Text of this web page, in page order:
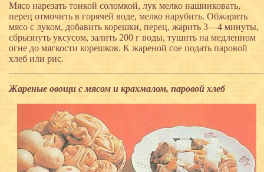
Мясо нарезать тонкой соломкой, лук мелко нашинковать,
перец отмочить в горячей воде, мелко нарубить. Обжарить
мясо с луком, добавить корешки, перец, жарить 3—4 минуты,
сбрызнуть уксусом, залить 200 г воды, тушить на медленном
огне до мягкости корешков. К жареной сое подать паровой
хлеб или рис.
Жареные овощи с мясом и крахмалом, паровой хлеб